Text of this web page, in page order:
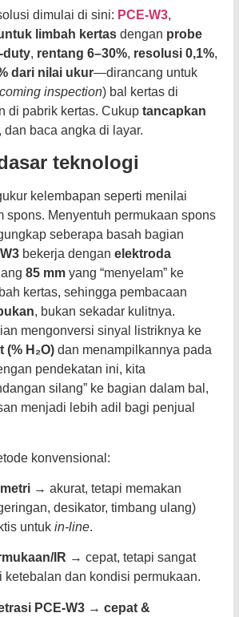
dimulai di sini: PCE-W3,
limbah kertas dengan probe
duty, rentang 6–30%, resolusi 0,1%,
dari nilai ukur—dirancang untuk
inspection) bal kertas di
di pabrik kertas. Cukup tancapkan
, dan baca angka di layar.
teknologi
kelembapan seperti menilai
spons. Menyentuh permukaan spons
seberapa basah bagian
bekerja dengan elektroda
85 mm yang “menyelam” ke
kertas, sehingga pembacaan
, bukan sekadar kulitnya.
mengonversi sinyal listriknya ke
(% H₂O) dan menampilkannya pada
pendekatan ini, kita
silang” ke bagian dalam bal,
menjadi lebih adil bagi penjual
konvensional:
→ akurat, tetapi memakan
desikator, timbang ulang)
untuk in-line.
IR → cepat, tetapi sangat
ketebalan dan kondisi permukaan.
PCE-W3 → cepat &